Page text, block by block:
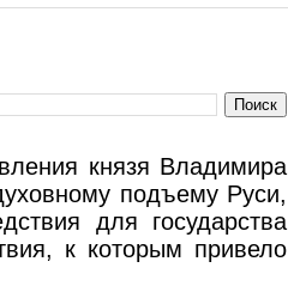
князя Владимира
подъему Руси,
для государства
к которым привело